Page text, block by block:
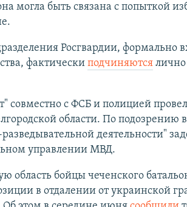
могла быть связана с попыткой
Росгвардии, формально
фактически подчиняютсялично
совместно с ФСБ и полицией
области. По подозрению в
деятельности"
управлении МВД.
область бойцы чеченского
в отдалении от украинской